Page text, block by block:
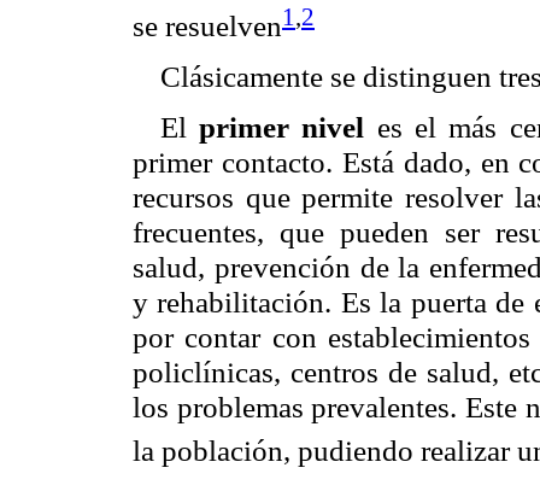
se resuelven1 ,2
Clásicamente se distinguen
El primer nivel es el más
primer contacto. Está dado, en
recursos que permite resolver
frecuentes, que pueden ser
salud, prevención de la
y rehabilitación. Es la puerta de
por contar con
policlínicas, centros de salud,
los problemas prevalentes. Este
la población, pudiendo realizar